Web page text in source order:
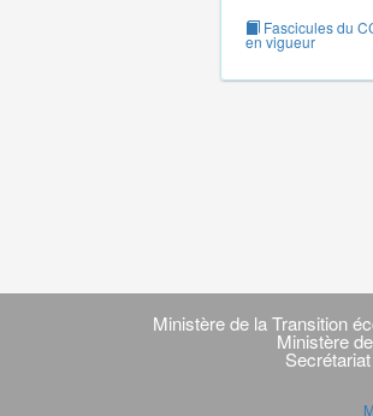
Fascicules du
en vigueur
Navigation
transverseMinistère de la Transition
Ministère